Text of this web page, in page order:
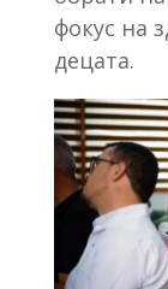
фокус на
децата.